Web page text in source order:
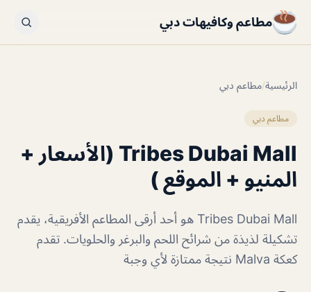
مطاعم وكافيهات دبي
الرئيسية/مطاعم دبي
مطاعم دبي
Tribes Dubai Mall (الأسعار +
المنيو + الموقع )
Tribes Dubai Mall هو أحد أرقى المطاعم الأفريقية، يقدم
تشكيلة لذيذة من شرائح اللحم والبرغر والحلويات. تقدم
كعكة Malva نتيجة ممتازة لأي وجبة